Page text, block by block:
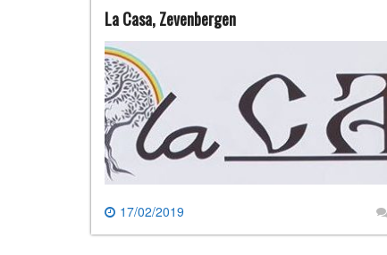
La Casa, Zevenbergen
17/02/2019